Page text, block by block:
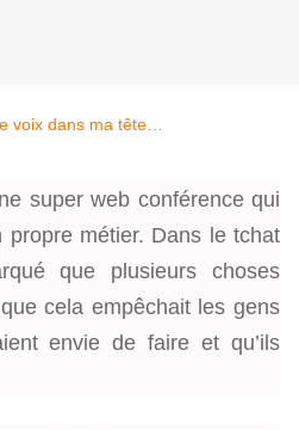
super web conférence qui
métier. Dans le tchat
que plusieurs choses
cela empêchait les gens
envie de faire et qu’ils